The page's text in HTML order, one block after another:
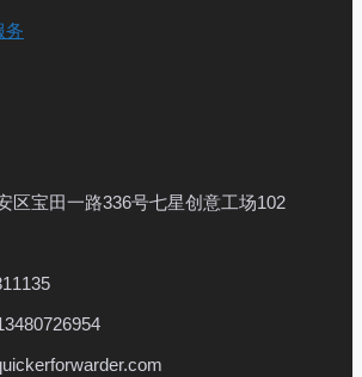
务
区宝田一路336号七星创意工场102